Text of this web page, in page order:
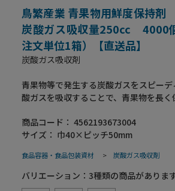
鳥繁産業 青果物用鮮度保持
炭酸ガス吸収量250cc 4000
注文単位1箱）【直送品】
炭酸ガス吸収剤
青果物等で発生する炭酸ガスをスピー
酸ガスを吸収することで、青果物を長
ンゴ・ブロッコリー・枝豆・ぶどう・筍
商品コード： 4562193673004
サイズ： 巾40×ピッチ50mm
食品容器・食品包装資材 > 炭酸ガス吸収剤
バリエーション： 3種類の商品がありま